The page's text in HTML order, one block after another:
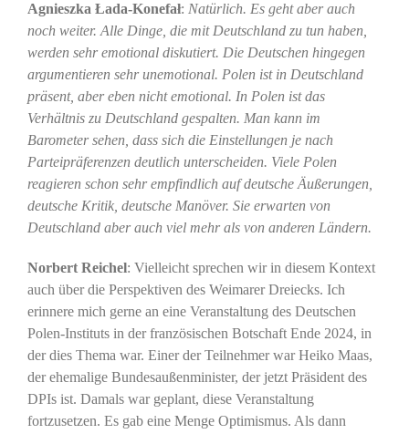
Agnieszka Łada-Konefał: Natürlich. Es geht aber auch
noch weiter. Alle Dinge, die mit Deutschland zu tun haben,
werden sehr emotional diskutiert. Die Deutschen hingegen
argumentieren sehr unemotional. Polen ist in Deutschland
präsent, aber eben nicht emotional. In Polen ist das
Verhältnis zu Deutschland gespalten. Man kann im
Barometer sehen, dass sich die Einstellungen je nach
Parteipräferenzen deutlich unterscheiden. Viele Polen
reagieren schon sehr empfindlich auf deutsche Äußerungen,
deutsche Kritik, deutsche Manöver. Sie erwarten von
Deutschland aber auch viel mehr als von anderen Ländern.
Norbert Reichel: Vielleicht sprechen wir in diesem Kontext
auch über die Perspektiven des Weimarer Dreiecks. Ich
erinnere mich gerne an eine Veranstaltung des Deutschen
Polen-Instituts in der französischen Botschaft Ende 2024, in
der dies Thema war. Einer der Teilnehmer war Heiko Maas,
der ehemalige Bundesaußenminister, der jetzt Präsident des
DPIs ist. Damals war geplant, diese Veranstaltung
fortzusetzen. Es gab eine Menge Optimismus. Als dann